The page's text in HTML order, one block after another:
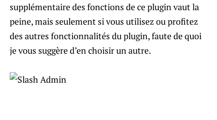
supplémentaire des fonctions de ce plugin vaut la
peine, mais seulement si vous utilisez ou profitez
des autres fonctionnalités du plugin, faute de quoi
je vous suggère d’en choisir un autre.